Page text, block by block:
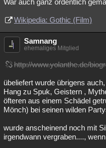
War auch ganz ordentlich
Wikipedia: Gothic (Film)
Samnang
ehemaliges Mitglied
http://www.yolanthe.de/
übeliefert wurde übrigens
Hang zu Spuk, Geistern ,
öfteren aus einem Schädel
Mönch) bei seinen wilden
wurde anscheinend noch mit
irgendwann vergraben....,